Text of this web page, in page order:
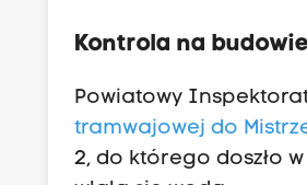
Kontrola na
Powiatowy
tramwajowej do
2, do którego doszło